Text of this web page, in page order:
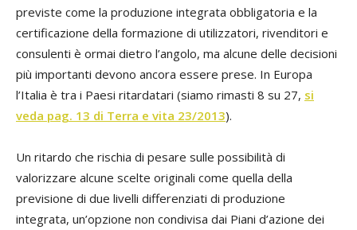
previste come la produzione integrata obbligatoria e la
certificazione della formazione di utilizzatori, rivenditori e
consulenti è ormai dietro l’angolo, ma alcune delle decisioni
più importanti devono ancora essere prese. In Europa
l’Italia è tra i Paesi ritardatari (siamo rimasti 8 su 27, si
veda pag. 13 di Terra e vita 23/2013).
Un ritardo che rischia di pesare sulle possibilità di
valorizzare alcune scelte originali come quella della
previsione di due livelli differenziati di produzione
integrata, un’opzione non condivisa dai Piani d’azione dei